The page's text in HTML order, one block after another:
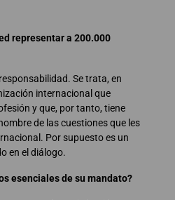
representar a 200.000
Se trata, en
internacional que
y que, por tanto, tiene
de las cuestiones que les
Por supuesto es un
en el diálogo.
esenciales de su mandato?